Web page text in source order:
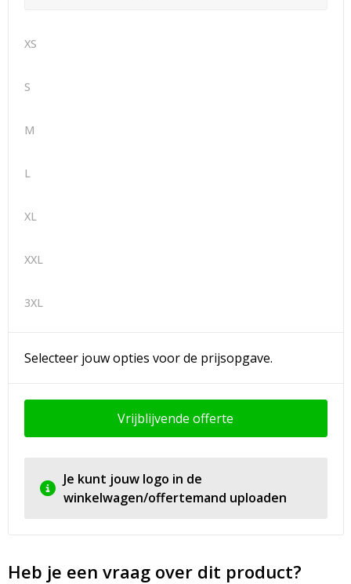
XS
S
M
L
XL
XXL
3XL
Selecteer jouw opties voor de prijsopgave.
Vrijblijvende offerte
Je kunt jouw logo in de
winkelwagen/offertemand uploaden
Heb je een vraag over dit product?